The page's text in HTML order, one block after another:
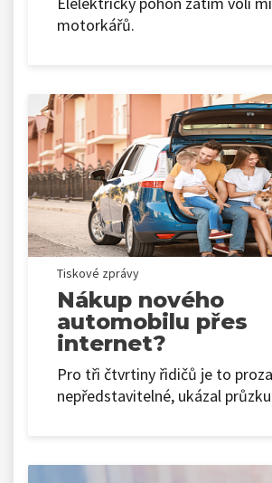
motorkářů.
Tiskové zprávy
Nákup nového
automobilu přes
internet?
Pro tři čtvrtiny řidičů je to
nepředstavitelné, ukázal